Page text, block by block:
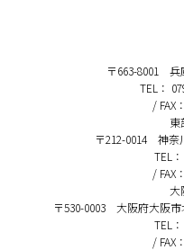
〒663-8001 兵
TEL：
/ FAX
東
〒212-0014 神奈
TEL
/ FAX
大
〒530-0003 大阪府大阪市
TEL
/ FAX